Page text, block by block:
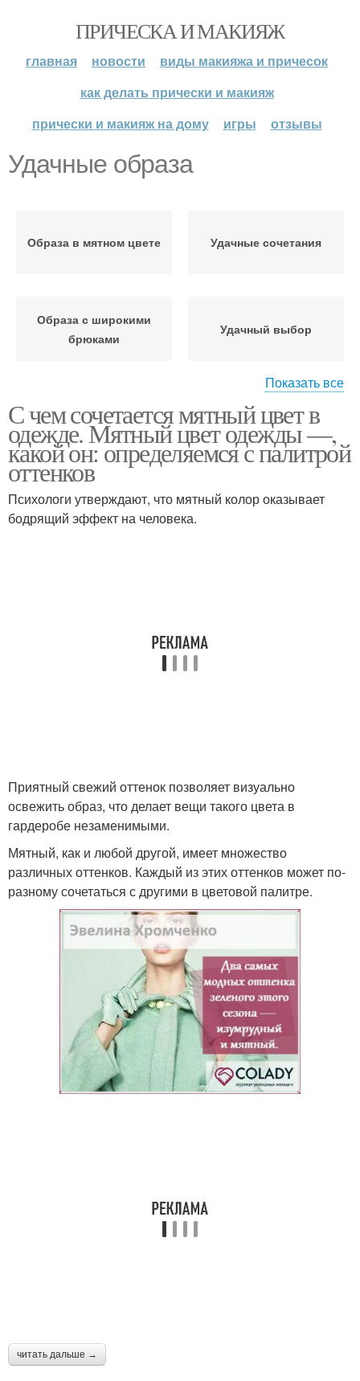
ПРИЧЕСКА И МАКИЯЖ
главная новости
виды макияжа и причесок
как делать прически и макияж
прически и макияж на дому
игры отзывы
Удачные образа
Образа в мятном цвете Удачные сочетания
Образа с широкими
брюками
Удачный выбор
Летние образа
Показать все
С чем сочетается мятный цвет в
одежде. Мятный цвет одежды —,
какой он: определяемся с палитрой
оттенков
Психологи утверждают, что мятный колор оказывает
бодрящий эффект на человека.
Приятный свежий оттенок позволяет визуально
освежить образ, что делает вещи такого цвета в
гардеробе незаменимыми.
Мятный, как и любой другой, имеет множество
различных оттенков. Каждый из этих оттенков может по-
разному сочетаться с другими в цветовой палитре.
читать дальше →